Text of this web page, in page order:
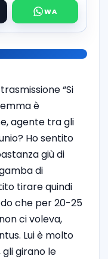
“Si
è
agente tra gli
Ho sentito
giù di
di
tirare quindi
che per 20-25
ci voleva,
Lui è molto
girano le